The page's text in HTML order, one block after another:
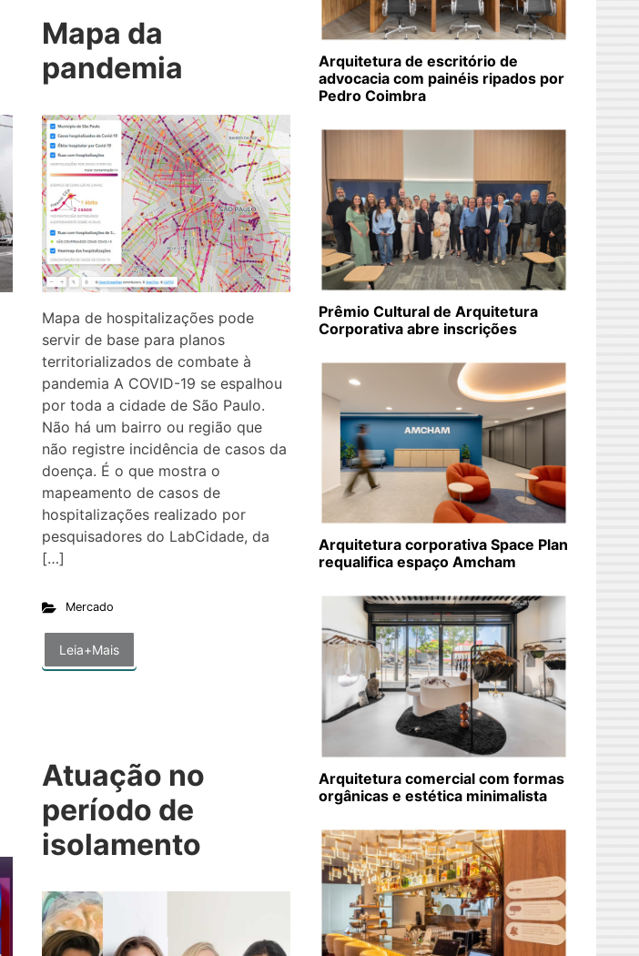
Mapa da
pandemia
Mapa de hospitalizações pode
servir de base para planos
territorializados de combate à
pandemia A COVID-19 se espalhou
por toda a cidade de São Paulo.
Não há um bairro ou região que
não registre incidência de casos da
doença. É o que mostra o
mapeamento de casos de
hospitalizações realizado por
pesquisadores do LabCidade, da
[…]
Mercado
Leia+Mais
Atuação no
período de
isolamento
Arquitetura de escritório de
advocacia com painéis ripados por
Pedro Coimbra
Prêmio Cultural de Arquitetura
Corporativa abre inscrições
Arquitetura corporativa Space Plan
requalifica espaço Amcham
Arquitetura comercial com formas
orgânicas e estética minimalista